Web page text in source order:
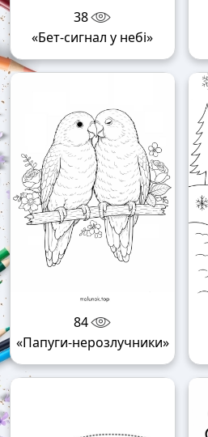
38
«Бет-сигнал у небі»
84
«Папуги-нерозлучники»